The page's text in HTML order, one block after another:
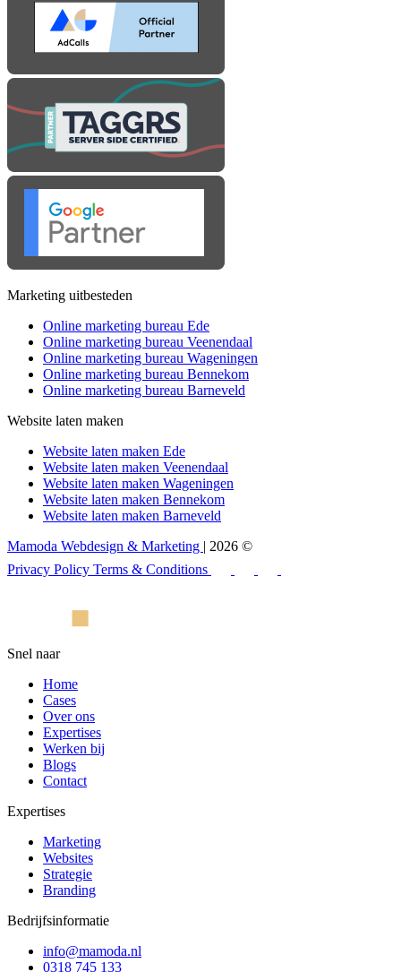
Marketing uitbesteden
Online marketing bureau Ede
Online marketing bureau Veenendaal
Online marketing bureau Wageningen
Online marketing bureau Bennekom
Online marketing bureau Barneveld
Website laten maken
Website laten maken Ede
Website laten maken Veenendaal
Website laten maken Wageningen
Website laten maken Bennekom
Website laten maken Barneveld
Mamoda Webdesign & Marketing | 2026 ©
Privacy Policy Terms & Conditions
Snel naar
Home
Cases
Over ons
Expertises
Werken bij
Blogs
Contact
Expertises
Marketing
Websites
Strategie
Branding
Bedrijfsinformatie
info@mamoda.nl
0318 745 133